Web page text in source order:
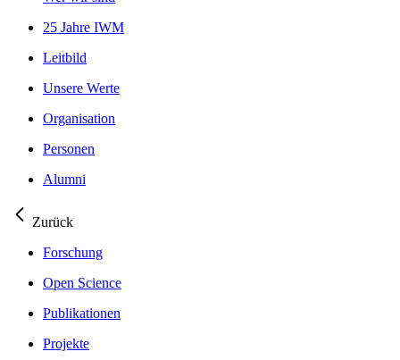
25 Jahre IWM
Leitbild
Unsere Werte
Organisation
Personen
Alumni
Zurück
Forschung
Open Science
Publikationen
Projekte